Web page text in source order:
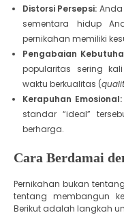
Distorsi Persepsi:
sementara hidup
pernikahan memiliki
Pengabaian
popularitas sering
waktu berkualitas (
Kerapuhan Emosional:
standar “ideal”
berharga.
​Cara Berdamai
​Pernikahan bukan
tentang membangun
Berikut adalah langkah